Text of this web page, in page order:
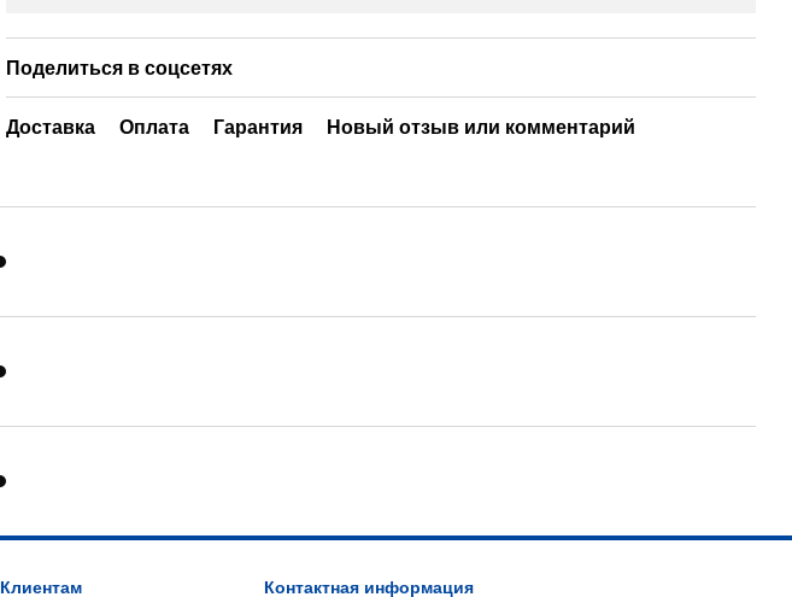
Поделиться в соцсетях
Доставка Оплата Гарантия Новый отзыв или комментарий
Клиентам Контактная информация